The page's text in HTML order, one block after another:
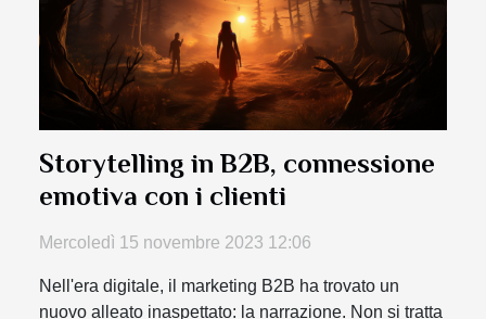
Storytelling in B2B, connessione
emotiva con i clienti
Mercoledì 15 novembre 2023 12:06
Nell'era digitale, il marketing B2B ha trovato un
nuovo alleato inaspettato: la narrazione. Non si tratta